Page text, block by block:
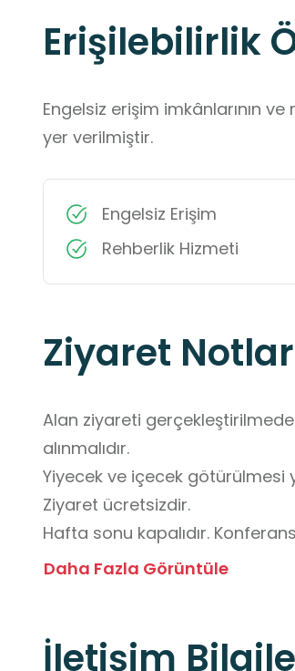
Erişilebilirlik
Engelsiz erişim imkânlarının
yer verilmiştir.
Engelsiz Erişim
Rehberlik Hizmeti
Ziyaret
Alan ziyareti
alınmalıdır.
Yiyecek ve içecek götürülmesi
Ziyaret ücretsizdir.
Hafta sonu kapalıdır.
kullanılması mümkündür.
Konferans veya etkinlik
Daha Fazla Görüntüle
İletişim